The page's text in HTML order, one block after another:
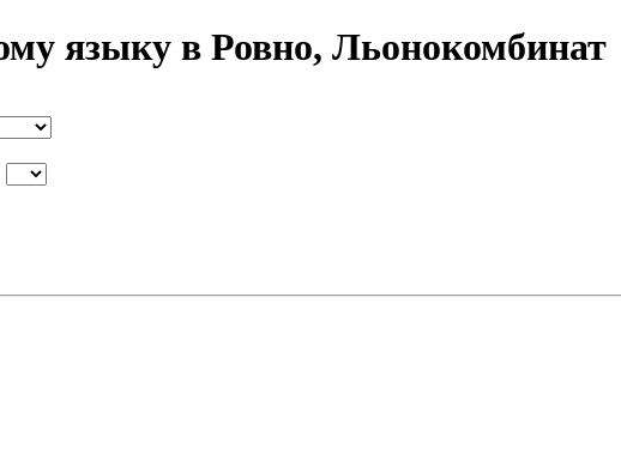
языку в Ровно, Льонокомбинат